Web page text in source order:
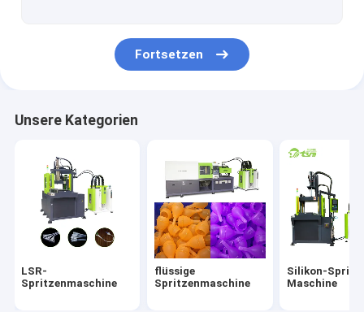
Menstruationstasse-Produktionsmaschine
Fortsetzen
Unsere Kategorien
LSR-
Spritzenmaschine
flüssige
Spritzenmaschine
Silikon-
Maschine